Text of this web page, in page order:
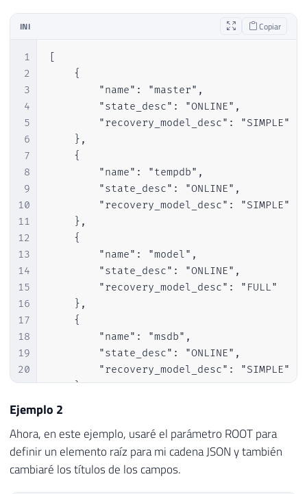
INI Copiar
1
2
3
4
5
6
7
8
9
10
11
12
13
14
15
16
17
18
19
20
21
22
23
24
25
26
[
    {
        "name": "master",
        "state_desc": "ONLINE",
        "recovery_model_desc": "SIMPLE"
    },
    {
        "name": "tempdb",
        "state_desc": "ONLINE",
        "recovery_model_desc": "SIMPLE"
    },
    {
        "name": "model",
        "state_desc": "ONLINE",
        "recovery_model_desc": "FULL"
    },
    {
        "name": "msdb",
        "state_desc": "ONLINE",
        "recovery_model_desc": "SIMPLE"
    },
    {
        "name": "CLR",
        "state_desc": "ONLINE",
        "recovery_model_desc": "SIMPLE"
    },
Ejemplo 2
Ahora, en este ejemplo, usaré el parámetro ROOT para
definir un elemento raíz para mi cadena JSON y también
cambiaré los títulos de los campos.